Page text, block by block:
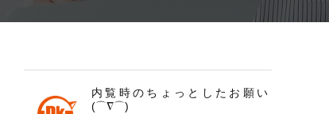
内覧時のちょっとしたお願い
(⌒∇⌒)